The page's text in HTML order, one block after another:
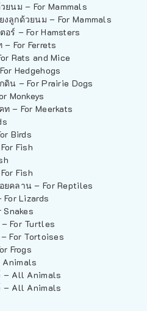
ยนม – For Mammals
งลูกด้วยนม – For Mammals
อร์ – For Hamsters
– For Ferrets
Rats and Mice
Hedgehogs
ดิน – For Prairie Dogs
Monkeys
ท – For Meerkats
Birds
Fish
Fish
ยคลาน – For Reptiles
For Lizards
Snakes
For Turtles
For Tortoises
Frogs
– All Animals
– All Animals